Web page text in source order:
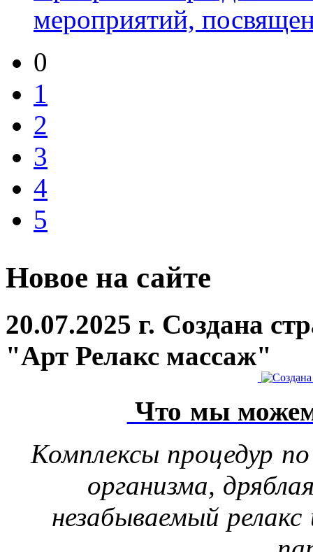
мероприятий,
0
1
2
3
4
5
Новое на сайте
20.07.2025 г. Создана
"Арт Релакс массаж"
Что мы
Комплексы процедур
организма,
незабываемый